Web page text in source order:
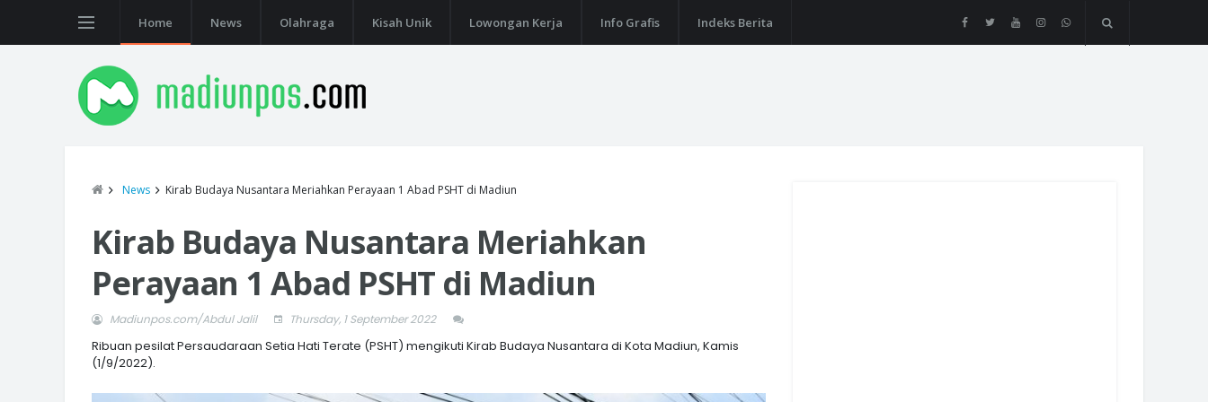
Home News Olahraga Kisah Unik Lowongan Kerja Info Grafis Indeks Berita
News Kirab Budaya Nusantara Meriahkan Perayaan 1 Abad PSHT di Madiun
Kirab Budaya Nusantara Meriahkan
Perayaan 1 Abad PSHT di Madiun
Madiunpos.com/Abdul Jalil Thursday, 1 September 2022
Ribuan pesilat Persaudaraan Setia Hati Terate (PSHT) mengikuti Kirab Budaya Nusantara di Kota Madiun, Kamis
(1/9/2022).